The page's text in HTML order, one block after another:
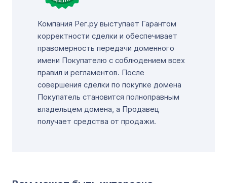
Компания Рег.ру выступает Гарантом
корректности сделки и обеспечивает
правомерность передачи доменного
имени Покупателю с соблюдением всех
правил и регламентов. После
совершения сделки по покупке домена
Покупатель становится полноправным
владельцем домена, а Продавец
получает средства от продажи.